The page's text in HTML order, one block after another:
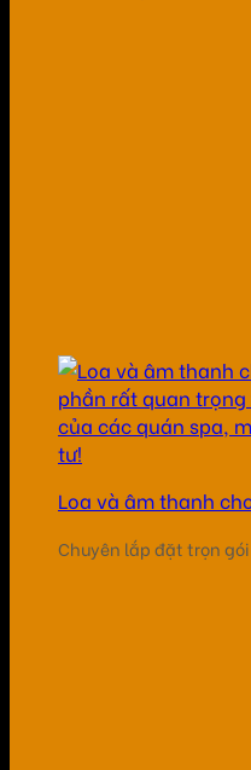
Loa và âm thanh
Chuyên lắp đặt trọn